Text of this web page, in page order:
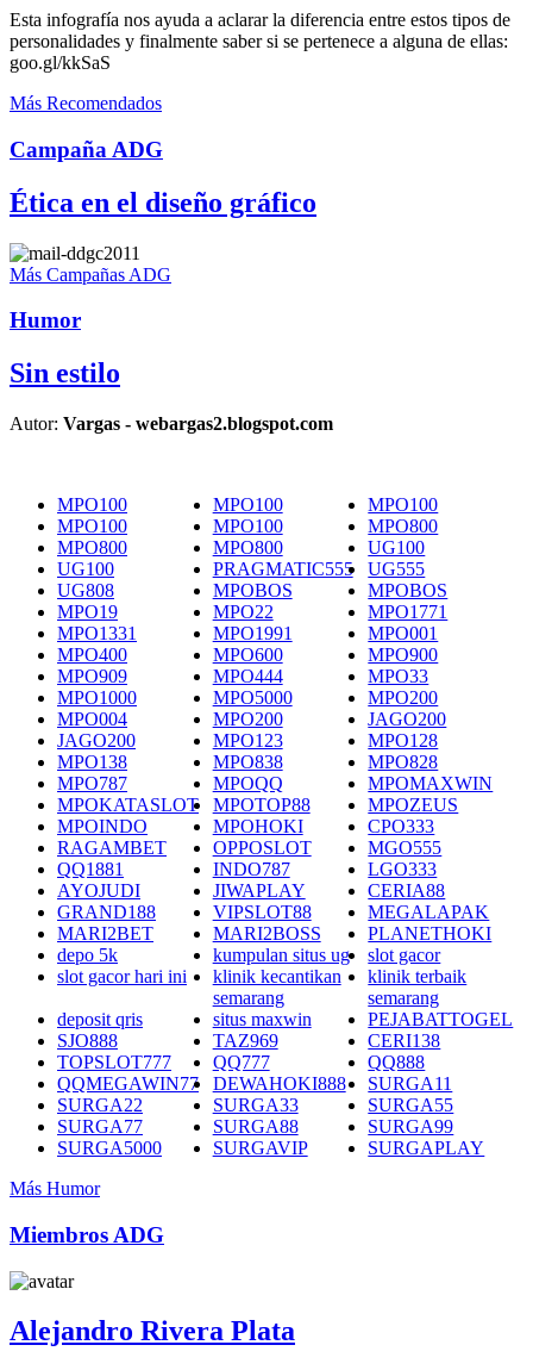
Esta infografía nos ayuda a aclarar la diferencia entre estos tipos de
personalidades y finalmente saber si se pertenece a alguna de ellas:
goo.gl/kkSaS
Más Recomendados
Campaña ADG
Ética en el diseño gráfico
Más Campañas ADG
Humor
Sin estilo
Autor: Vargas - webargas2.blogspot.com
MPO100 MPO100
MPO100
MPO100
MPO100
MPO800
MPO800
MPO800
UG100
UG100
PRAGMATIC555
UG555
UG808
MPOBOS
MPOBOS
MPO19
MPO22
MPO1771
MPO1331
MPO1991
MPO001
MPO400
MPO600
MPO900
MPO909
MPO444
MPO33
MPO1000
MPO5000
MPO200
MPO004
MPO200
JAGO200
JAGO200
MPO123
MPO128
MPO138
MPO838
MPO828
MPO787
MPOQQ
MPOMAXWIN
MPOKATASLOT
MPOTOP88
MPOZEUS
MPOINDO
MPOHOKI
CPO333
RAGAMBET
OPPOSLOT
MGO555
QQ1881
INDO787
LGO333
AYOJUDI
JIWAPLAY
CERIA88
GRAND188
VIPSLOT88
MEGALAPAK
MARI2BET
MARI2BOSS
PLANETHOKI
depo 5k
kumpulan situs ug
slot gacor
slot gacor hari ini
klinik kecantikan
semarang
klinik terbaik
semarang
deposit qris
situs maxwin
PEJABATTOGEL
SJO888
TAZ969
CERI138
TOPSLOT777
QQ777
QQ888
QQMEGAWIN77
DEWAHOKI888
SURGA11
SURGA22
SURGA33
SURGA55
SURGA77
SURGA88
SURGA99
SURGA5000
SURGAVIP
SURGAPLAY
Más Humor
Miembros ADG
Alejandro Rivera Plata